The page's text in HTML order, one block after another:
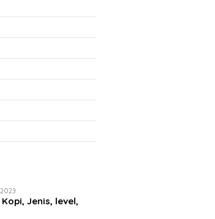
Jenis, level,